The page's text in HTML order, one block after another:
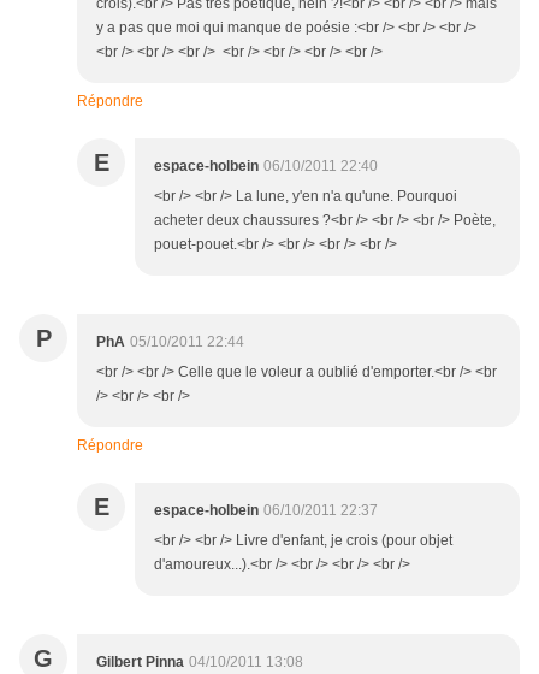
crois).<br /> Pas très poétique, hein ?!<br /> <br /> <br /> mais
y a pas que moi qui manque de poésie :<br /> <br /> <br />
<br /> <br /> <br /> <br /> <br /> <br /> <br />
Répondre
E espace-holbein 06/10/2011 22:40
<br /> <br /> La lune, y'en n'a qu'une. Pourquoi
acheter deux chaussures ?<br /> <br /> <br /> Poète,
pouet-pouet.<br /> <br /> <br /> <br />
P PhA 05/10/2011 22:44
<br /> <br /> Celle que le voleur a oublié d'emporter.<br /> <br
/> <br /> <br />
Répondre
E espace-holbein 06/10/2011 22:37
<br /> <br /> Livre d'enfant, je crois (pour objet
d'amoureux...).<br /> <br /> <br /> <br />
G Gilbert Pinna 04/10/2011 13:08